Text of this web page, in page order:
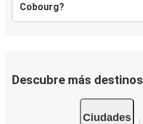
Cobourg?
Descubre más destinos
Ciudades